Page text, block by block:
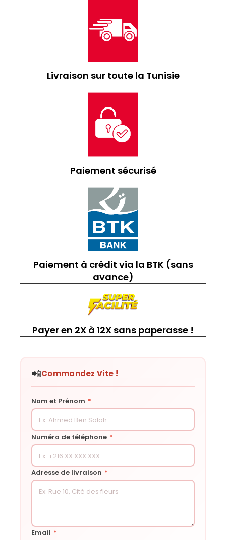
Livraison sur toute la Tunisie
Paiement sécurisé
Paiement à crédit via la BTK (sans
avance)
Payer en 2X à 12X sans paperasse !
📲Commandez Vite !
Nom et Prénom *
Numéro de téléphone *
Adresse de livraison *
Email *